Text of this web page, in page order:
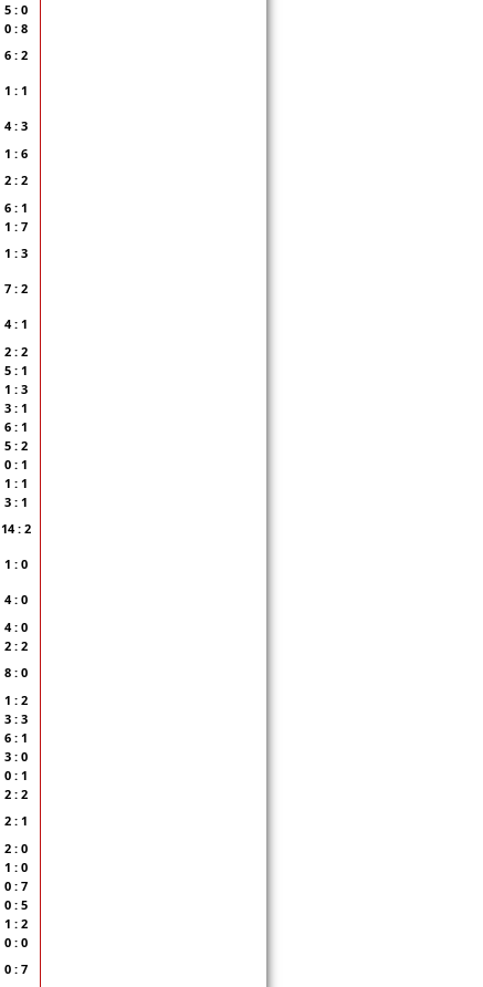
5 : 0
0 : 8
6 : 2
1 : 1
4 : 3
1 : 6
2 : 2
6 : 1
1 : 7
1 : 3
7 : 2
4 : 1
2 : 2
5 : 1
1 : 3
3 : 1
6 : 1
5 : 2
0 : 1
1 : 1
3 : 1
14 : 2
1 : 0
4 : 0
4 : 0
2 : 2
8 : 0
1 : 2
3 : 3
6 : 1
3 : 0
0 : 1
2 : 2
2 : 1
2 : 0
1 : 0
0 : 7
0 : 5
1 : 2
0 : 0
0 : 7